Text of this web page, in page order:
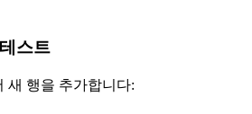
스트
새 행을 추가합니다: